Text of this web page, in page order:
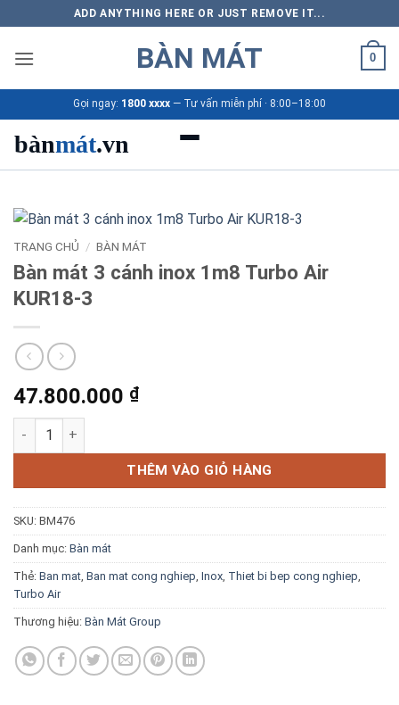
qua
nội
ADD ANYTHING HERE OR JUST REMOVE IT...
BÀN MÁT 0
Gọi ngay: 1800 xxxx — Tư vấn miễn phí · 8:00–18:00
bànmát.vn
Sản phẩm
Thương hiệu
Bảng giá 2026
Ứng dụng
Blog kiến thức
TRANG CHỦ / BÀN MÁT
Bàn mát 3 cánh inox 1m8 Turbo Air
KUR18-3
47.800.000 ₫
Bàn mát 3 cánh inox 1m8 Turbo Air KUR18-3 số lượng
THÊM VÀO GIỎ HÀNG
SKU: BM476
Danh mục: Bàn mát
Thẻ: Ban mat Ban mat cong nghiep Inox Thiet bi bep cong nghiep
Turbo Air
Thương hiệu: Bàn Mát Group